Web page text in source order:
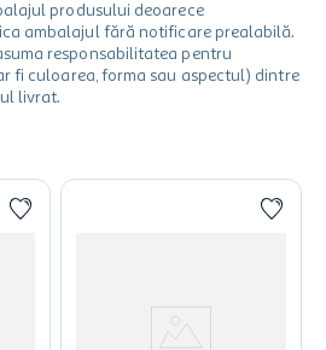
produsului deoarece
ambalajul fără notificare prealabilă.
responsabilitatea pentru
fi culoarea, forma sau aspectul) dintre
livrat.